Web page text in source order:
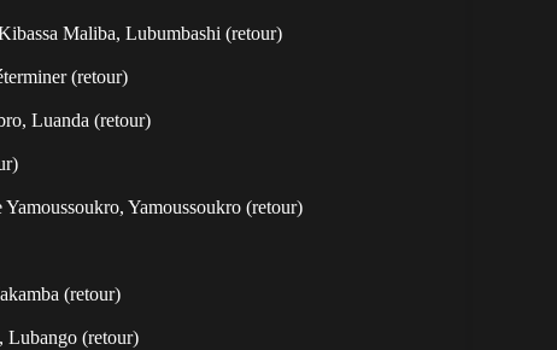
Maliba, Lubumbashi (retour)
(retour)
Luanda (retour)
Yamoussoukro (retour)
(retour)
Lubango (retour)